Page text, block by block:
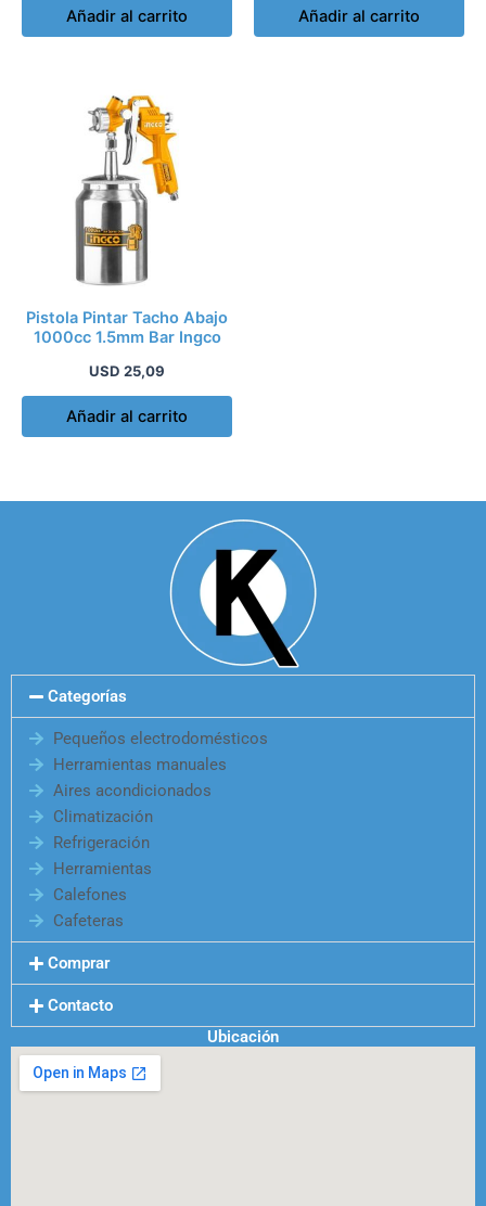
Añadir al carrito Añadir al carrito
Pistola Pintar Tacho Abajo
1000cc 1.5mm Bar Ingco
USD 25,09
Añadir al carrito
Categorías
Pequeños electrodomésticos
Herramientas manuales
Aires acondicionados
Climatización
Refrigeración
Herramientas
Calefones
Cafeteras
Comprar
Contacto
Ubicación